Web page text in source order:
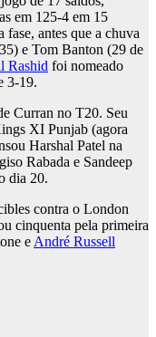
em 125-4 em 15
antes que a chuva
e Tom Banton (29 de
Rashid foi nomeado
3-19.
Curran no T20. Seu
XI Punjab (agora
Harshal Patel na
Rabada e Sandeep
dia 20.
contra o London
cinquenta pela primeira
e André Russell